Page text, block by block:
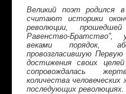
Великий поэт родился
считают историки
революции,
Равенство-Братство”,
веками порядок,
провозгласившую Первую
достижения своих
сопровождалась
количества человеческих
последующих революциях.